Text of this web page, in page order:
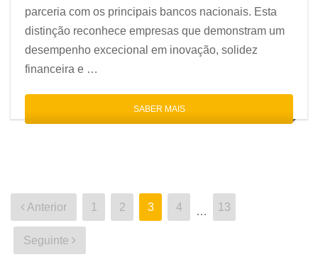
parceria com os principais bancos nacionais. Esta
distinção reconhece empresas que demonstram um
desempenho excecional em inovação, solidez
financeira e …
SABER MAIS
Paginação
dos
conteúdos
Anterior 1 2 3 4 … 13
Seguinte